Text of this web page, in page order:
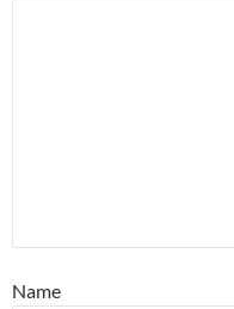
Name